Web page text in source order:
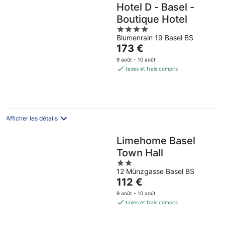
Hotel D - Basel -
Boutique Hotel
4
out
of
5
Blumenrain 19 Basel BS
Le
prix
est
nuit
173 €
9 août - 10 août
taxes et frais compris
Afficher les détails
Limehome Basel
Town Hall
2
out
of
5
12 Münzgasse Basel BS
Le
prix
est
112 €
9 août - 10 août
taxes et frais compris